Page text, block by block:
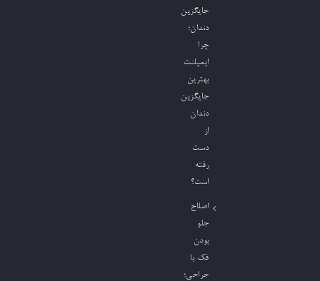
جایگزین
دندان؛
چرا
ایمپلنت
بهترین
جایگزین
دندان
از
دست
رفته
است؟
اصلاح
جلو
بودن
فک با
جراحی؛